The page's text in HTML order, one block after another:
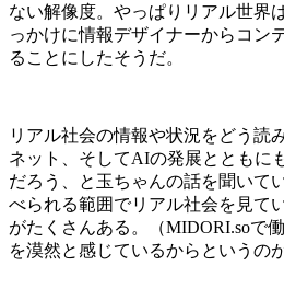
ない解像度。やっぱりリアル世界
っかけに情報デザイナーからコン
ることにしたそうだ。
リアル社会の情報や状況をどう読
ネット、そしてAIの発展とともに
だろう、と玉ちゃんの話を聞いて
べられる範囲でリアル社会を見て
がたくさんある。（MIDORI.soで
を漠然と感じているからというの